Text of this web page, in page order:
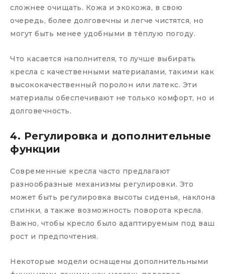
сложнее очищать. Кожа и экокожа, в свою
очередь, более долговечны и легче чистятся, но
могут быть менее удобными в тёплую погоду.
Что касается наполнителя, то лучше выбирать
кресла с качественными материалами, такими как
высококачественный поролон или латекс. Эти
материалы обеспечивают не только комфорт, но и
долговечность.
4. Регулировка и дополнительные
функции
Современные кресла часто предлагают
разнообразные механизмы регулировки. Это
может быть регулировка высоты сиденья, наклона
спинки, а также возможность поворота кресла.
Важно, чтобы кресло было адаптируемым под ваш
рост и предпочтения.
Некоторые модели оснащены дополнительными